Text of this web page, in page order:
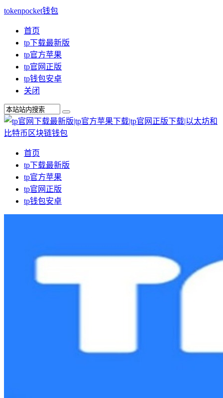
tokenpocket钱包
首页
tp下载最新版
tp官方苹果
tp官网正版
tp钱包安卓
关闭
首页
tp下载最新版
tp官方苹果
tp官网正版
tp钱包安卓